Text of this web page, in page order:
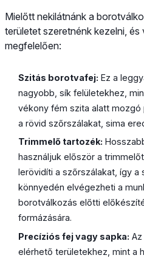
Mielőtt nekilátnánk a
területet szeretnénk kezelni, és
megfelelően:
Szitás borotvafej: Ez a
nagyobb, sík felületekhez,
vékony fém szita alatt
a rövid szőrszálakat, sima
Trimmelő tartozék:
használjuk először a
lerövidíti a szőrszálakat, így
könnyedén elvégezheti a
borotválkozás előtti
formázására.
Precíziós fej vagy sapka:
elérhető területekhez, mint a